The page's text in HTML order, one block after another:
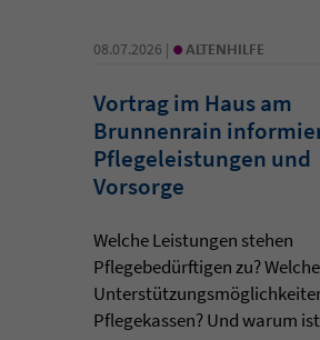
08.07.2026 | •ALTENHILFE
Vortrag im Haus am
Brunnenrain
Pflegeleistungen und
Vorsorge
Welche Leistungen stehen
Pflegebedürftigen zu? Welche
Pflegekassen? Und warum